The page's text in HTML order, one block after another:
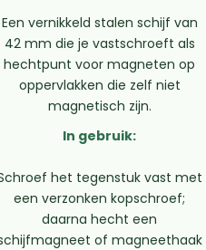
Een vernikkeld stalen schijf van
42 mm die je vastschroeft als
hechtpunt voor magneten op
oppervlakken die zelf niet
magnetisch zijn.
In gebruik:
het tegenstuk vast met
een verzonken kopschroef;
daarna hecht een
of magneethaak